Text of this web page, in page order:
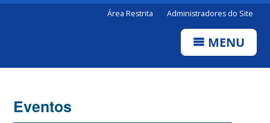
Área Restrita Administradores do Site
MENU
Eventos